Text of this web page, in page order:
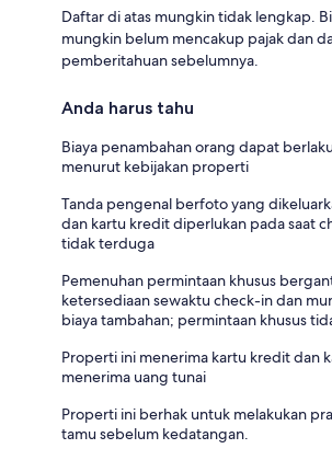
Daftar di atas mungkin tidak lengkap.
mungkin belum mencakup pajak dan
pemberitahuan sebelumnya.
Anda harus tahu
Biaya penambahan orang dapat
menurut kebijakan properti
Tanda pengenal berfoto yang
dan kartu kredit diperlukan pada saat
tidak terduga
Pemenuhan permintaan khusus
ketersediaan sewaktu check-in dan
biaya tambahan; permintaan khusus
Properti ini menerima kartu kredit dan
menerima uang tunai
Properti ini berhak untuk melakukan
tamu sebelum kedatangan.